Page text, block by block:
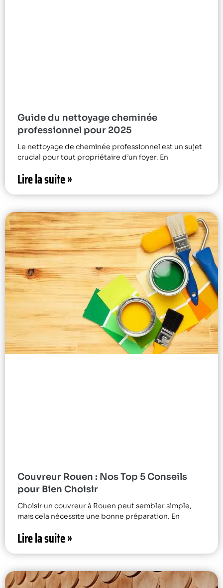
Guide du nettoyage cheminée
professionnel pour 2025
Le nettoyage de cheminée professionnel est un sujet
crucial pour tout propriétaire d’un foyer. En
Lire la suite »
Couvreur Rouen : Nos Top 5 Conseils
pour Bien Choisir
Choisir un couvreur à Rouen peut sembler simple,
mais cela nécessite une bonne préparation. En
Lire la suite »